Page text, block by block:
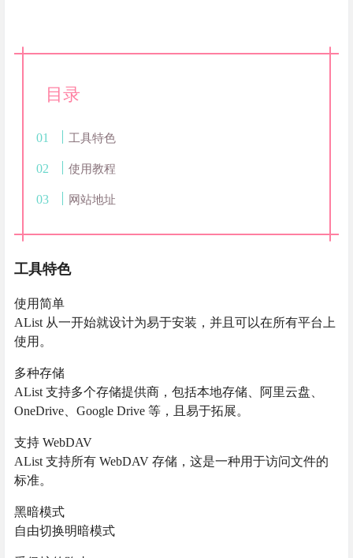
目录
工具特色
使用教程
网站地址
工具特色
使用简单
AList 从一开始就设计为易于安装，并且可以在所有平台上
使用。
多种存储
AList 支持多个存储提供商，包括本地存储、阿里云盘、
OneDrive、Google Drive 等，且易于拓展。
支持 WebDAV
AList 支持所有 WebDAV 存储，这是一种用于访问文件的
标准。
黑暗模式
自由切换明暗模式